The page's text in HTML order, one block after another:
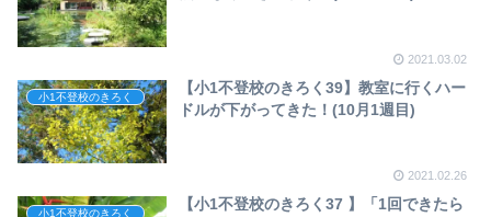
2021.03.02
小1不登校のきろく
【小1不登校のきろく39】教室に行くハー
ドルが下がってきた！(10月1週目)
2021.02.26
小1不登校のきろく
【小1不登校のきろく37 】「1回できたら